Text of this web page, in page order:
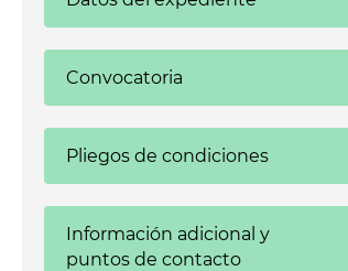
Convocatoria
Pliegos de condiciones
Información adicional y
puntos de contacto